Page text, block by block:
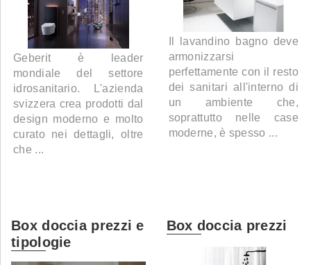
Geberit è leader
mondiale del settore
idrosanitario. L'azienda
svizzera crea prodotti dal
design moderno e molto
curato nei dettagli, oltre
che ...
Il lavandino bagno deve
armonizzarsi
perfettamente con il resto
dei sanitari all'interno di
un ambiente che,
soprattutto nelle case
moderne, è spesso ...
Box doccia prezzi e
tipologie
Box doccia prezzi